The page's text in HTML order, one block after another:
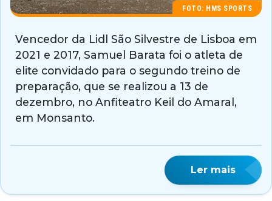
FOTO: HMS SPORTS
Vencedor da Lidl São Silvestre de Lisboa em
2021 e 2017, Samuel Barata foi o atleta de
elite convidado para o segundo treino de
preparação, que se realizou a 13 de
dezembro, no Anfiteatro Keil do Amaral,
em Monsanto.
Ler mais